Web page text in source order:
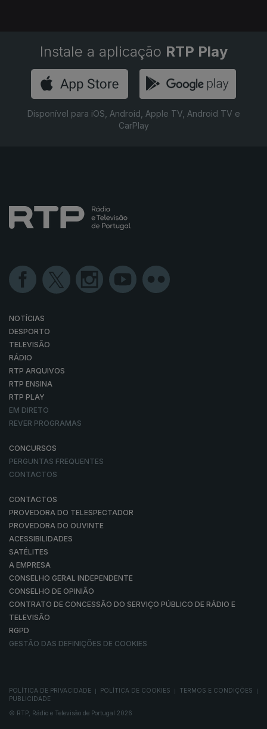
Instale a aplicação RTP Play
Disponível para iOS, Android, Apple TV, Android TV e
CarPlay
NOTÍCIAS
DESPORTO
TELEVISÃO
RÁDIO
RTP ARQUIVOS
RTP ENSINA
RTP PLAY
EM DIRETO
REVER PROGRAMAS
CONCURSOS
PERGUNTAS FREQUENTES
CONTACTOS
CONTACTOS
PROVEDORA DO TELESPECTADOR
PROVEDORA DO OUVINTE
ACESSIBILIDADES
SATÉLITES
A EMPRESA
CONSELHO GERAL INDEPENDENTE
CONSELHO DE OPINIÃO
CONTRATO DE CONCESSÃO DO SERVIÇO PÚBLICO DE RÁDIO E
TELEVISÃO
RGPD
GESTÃO DAS DEFINIÇÕES DE COOKIES
POLÍTICA DE PRIVACIDADE POLÍTICA DE COOKIES TERMOS E CONDIÇÕES
PUBLICIDADE
© RTP, Rádio e Televisão de Portugal 2026